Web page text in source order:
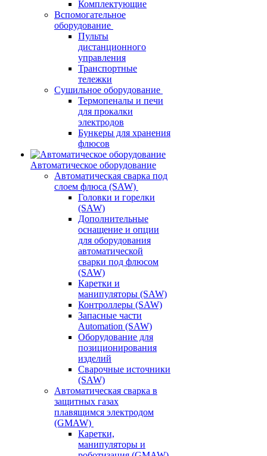
Комплектующие
Вспомогательное
оборудование
Пульты
дистанционного
управления
Транспортные
тележки
Сушильное оборудование
Термопеналы и печи
для прокалки
электродов
Бункеры для хранения
флюсов
Автоматическое оборудование
Автоматическая сварка под
слоем флюса (SAW)
Головки и горелки
(SAW)
Дополнительные
оснащение и опции
для оборудования
автоматической
сварки под флюсом
(SAW)
Каретки и
манипуляторы (SAW)
Контроллеры (SAW)
Запасные части
Automation (SAW)
Оборудование для
позиционирования
изделий
Сварочные источники
(SAW)
Автоматическая сварка в
защитных газах
плавящимся электродом
(GMAW)
Каретки,
манипуляторы и